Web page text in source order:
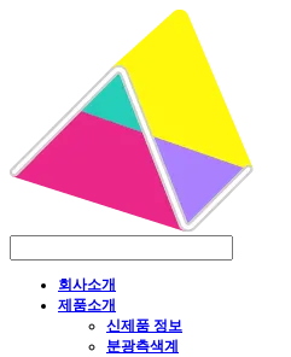
회사소개
제품소개
신제품 정보
분광측색계